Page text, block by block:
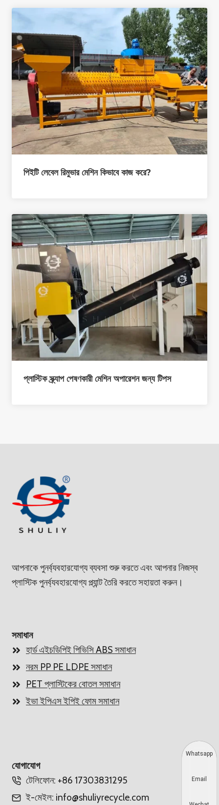
পিইটি লেবেল রিমুভার মেশিন কিভাবে কাজ করে?
প্লাস্টিক স্ক্র্যাপ পেষণকারী মেশিন অপারেশন জন্য টিপস
আপনাকে পুনর্ব্যবহারযোগ্য ব্যবসা শুরু করতে এবং আপনার নিজস্ব
প্লাস্টিক পুনর্ব্যবহারযোগ্য প্ল্যান্ট তৈরি করতে সহায়তা করুন।
সমাধান
হার্ড এইচডিপিই পিভিসি ABS সমাধান
নরম PP PE LDPE সমাধান
PET প্লাস্টিকের বোতল সমাধান
ইভা ইপিএস ইপিই ফোম সমাধান
যোগাযোগ
টেলিফোন: +86 17303831295
ই-মেইল: info@shuliyrecycle.com
Whatsapp
Email